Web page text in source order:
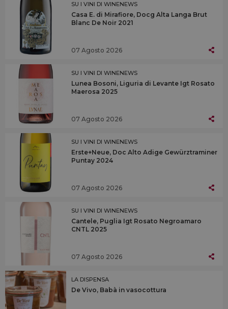
SU I VINI DI WINENEWS
Casa E. di Mirafiore, Docg Alta Langa Brut
Blanc De Noir 2021
07 Agosto 2026
SU I VINI DI WINENEWS
Lunea Bosoni, Liguria di Levante Igt Rosato
Maerosa 2025
07 Agosto 2026
SU I VINI DI WINENEWS
Erste+Neue, Doc Alto Adige Gewürztraminer
Puntay 2024
07 Agosto 2026
SU I VINI DI WINENEWS
Cantele, Puglia Igt Rosato Negroamaro
CNTL 2025
07 Agosto 2026
LA DISPENSA
De Vivo, Babà in vasocottura